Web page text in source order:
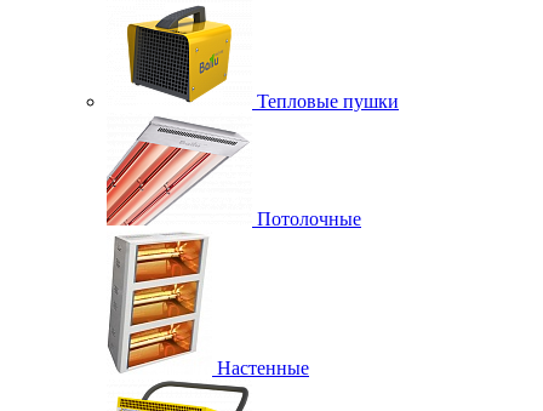
Тепловые пушки
Потолочные
Настенные